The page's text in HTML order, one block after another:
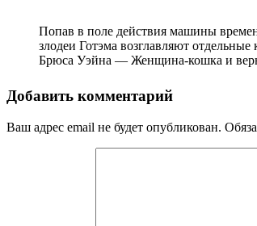
Попав в поле действия машины времени, изобретенной Гориллой Гроддом, Бэтмен переносится в средневековую Японию. Там оказывается, что уже неплохо ояпонившиеся
злодеи Готэма возглавляют
Брюса Уэйна — Женщина-кошка и
Добавить комментарий
Ваш адрес email не будет опубликован.